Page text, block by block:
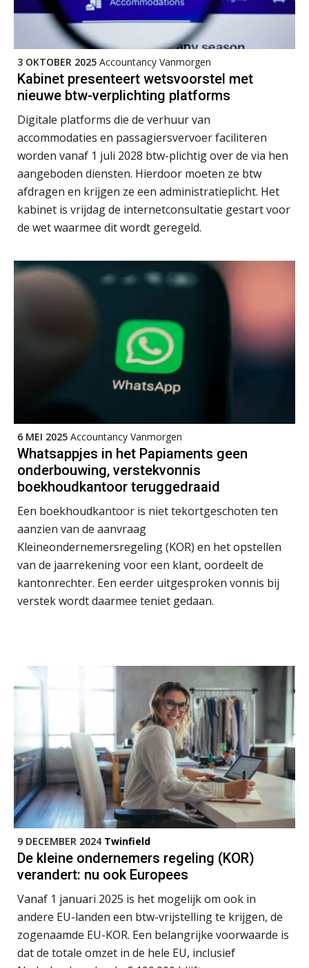
3 OKTOBER 2025 Accountancy Vanmorgen
Kabinet presenteert wetsvoorstel met
nieuwe btw-verplichting platforms
Digitale platforms die de verhuur van
accommodaties en passagiersvervoer faciliteren
worden vanaf 1 juli 2028 btw-plichtig over de via hen
aangeboden diensten. Hierdoor moeten ze btw
afdragen en krijgen ze een administratieplicht. Het
kabinet is vrijdag de internetconsultatie gestart voor
de wet waarmee dit wordt geregeld.
6 MEI 2025 Accountancy Vanmorgen
Whatsappjes in het Papiaments geen
onderbouwing, verstekvonnis
boekhoudkantoor teruggedraaid
Een boekhoudkantoor is niet tekortgeschoten ten
aanzien van de aanvraag
Kleineondernemersregeling (KOR) en het opstellen
van de jaarrekening voor een klant, oordeelt de
kantonrechter. Een eerder uitgesproken vonnis bij
verstek wordt daarmee teniet gedaan.
9 DECEMBER 2024 Twinfield
De kleine ondernemers regeling (KOR)
verandert: nu ook Europees
Vanaf 1 januari 2025 is het mogelijk om ook in
andere EU-landen een btw-vrijstelling te krijgen, de
zogenaamde EU-KOR. Een belangrijke voorwaarde is
dat de totale omzet in de hele EU, inclusief
ICT & AI | “Slim automatiseren begint
bij gedrag”
spanningsvelden die het vak
veranderen
ICT & AI | “Wie bewust kiest, kiest
voor toekomstbestendigheid”
ICT & AI | Waarom inzicht nog geen
advies is
ICT & AI | De accountant als
rekenwonder
administratiekantoren: al je klanten in
één overzicht
De vijf grootste uitdagingen in
capaciteitsplanning
Waarom het huidige verdienmodel
van accountants verleden tijd is
Wie is de eerste? De AI-revolutie
waar elk kantoor op wacht.
Hoe standaardisering de stille
revolutie in finance ontketende
Waarom een VOF-contract net zo
belangrijk is als het zakelijk plan zelf
Waarom jouw klant sneller
antwoordt via een app dan via de
mail
iXBRL controleren: wanneer moet
het, en waar let je op?
Het herbeleggen van de
Herinvesteringsreserve (HIR) in een
vastgoedbeleggingsfonds?
Je helpt klanten met hun
administratie — maar hoe zit het met
die van jouzelf?
Ketenmachtigingen centraal beheren:
zo werkt u slimmer met eHerkenning